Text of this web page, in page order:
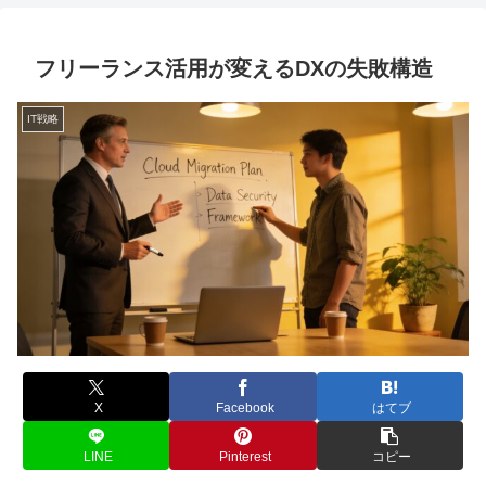
フリーランス活用が変えるDXの失敗構造
IT戦略
X Facebook はてブ
LINE Pinterest コピー